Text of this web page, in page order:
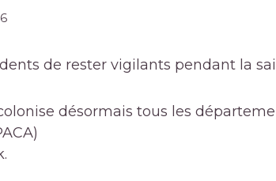
de rester vigilants pendant la
désormais tous les